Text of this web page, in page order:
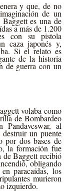
y que, de no
de un
es una de
a más de 1.200
con su pistola
caza japonés y,
Si el relato es
de la historia
de guerra con un
volaba como
de Bombardeo
al
un puente
por dos bases de
la formación fue
de Baggett recibió
obligando
paracaídas, los
murieron
izquierdo.